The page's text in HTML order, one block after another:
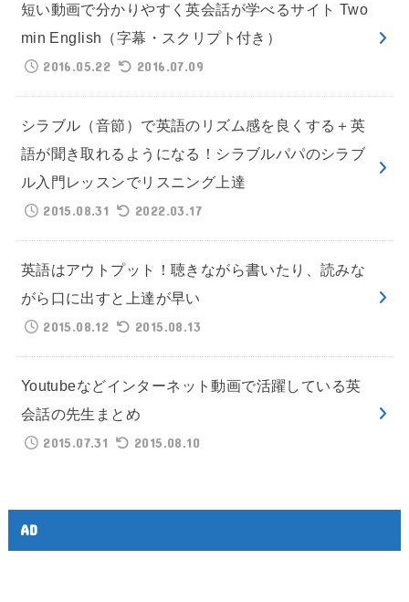
短い動画で分かりやすく英会話が学べるサイト Two
min English（字幕・スクリプト付き）
2016.05.22
2016.07.09
シラブル（音節）で英語のリズム感を良くする＋英
語が聞き取れるようになる！シラブルパパのシラブ
ル入門レッスンでリスニング上達
2015.08.31
2022.03.17
英語はアウトプット！聴きながら書いたり、読みな
がら口に出すと上達が早い
2015.08.12
2015.08.13
Youtubeなどインターネット動画で活躍している英
会話の先生まとめ
2015.07.31
2015.08.10
AD